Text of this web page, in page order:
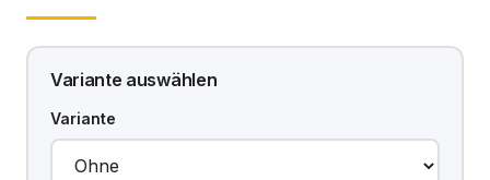
Variante auswählen
Variante